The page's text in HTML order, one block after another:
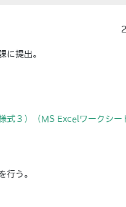
に提出。
式３）（MS Excelワークシー
行う。